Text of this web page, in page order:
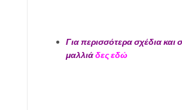
Για περισσότερα σχέδια και
μαλλιάδες εδώ